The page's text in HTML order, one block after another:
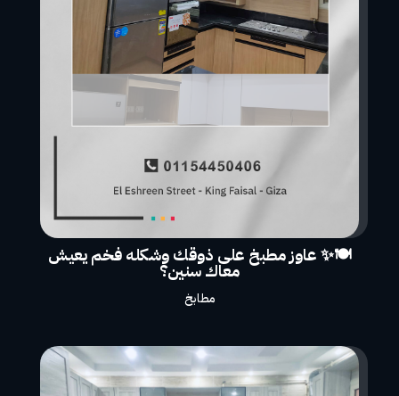
🍽️✨ عاوز مطبخ على ذوقك وشكله فخم يعيش
معاك سنين؟
مطابخ